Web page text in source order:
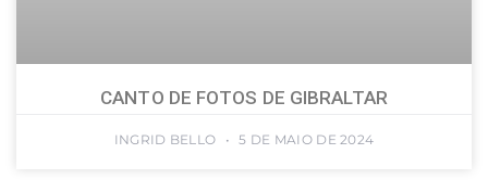
CANTO DE FOTOS DE GIBRALTAR
INGRID BELLO 5 DE MAIO DE 2024